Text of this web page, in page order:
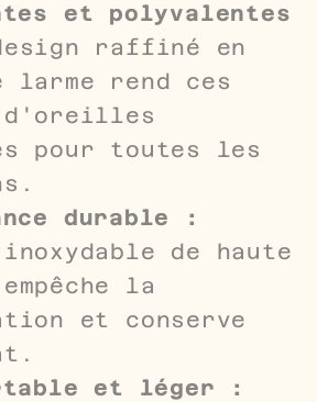
et polyvalentes
raffiné en
larme rend ces
d'oreilles
pour toutes les
durable :
de haute
la
et conserve
et léger :